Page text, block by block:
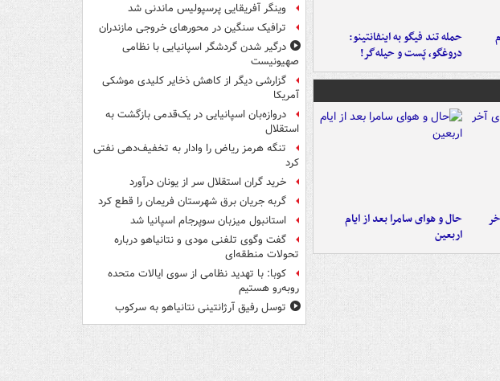
حمله تند فیگو به اینفانتینو:
دروغگو، پَست‌ و حیله‌گر!
حال و هوای سامرا بعد از ایام
اربعین
وینگر آفریقایی پرسپولیس ماندنی شد
ترافیک سنگین در محورهای خروجی مازندران
درگیر شدن گردشگر اسپانیایی با نظامی
صهیونیست
گزارشی دیگر از کاهش ذخایر کلیدی موشکی
آمریکا
دروازه‌بان اسپانیایی در یک‌قدمی بازگشت به
استقلال
تنگه هرمز ریاض را وادار به تخفیف‌دهی نفتی
کرد
خرید گران استقلال سر از یونان درآورد
گربه جریان برق شهرستان فریمان را قطع کرد
استانبول میزبان سوپرجام اسپانیا شد
گفت وگوی تلفنی مودی و نتانیاهو درباره
تحولات منطقه‌ای
کوبا: با تهدید نظامی از سوی ایالات متحده
روبه‌رو هستیم
توسل رفیق آرژانتینی نتانیاهو به سرکوب